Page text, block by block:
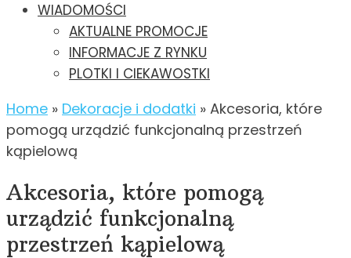
WIADOMOŚCI
AKTUALNE PROMOCJE
INFORMACJE Z RYNKU
PLOTKI I CIEKAWOSTKI
Home » Dekoracje i dodatki » Akcesoria, które
pomogą urządzić funkcjonalną przestrzeń
kąpielową
Akcesoria, które pomogą
urządzić funkcjonalną
przestrzeń kąpielową